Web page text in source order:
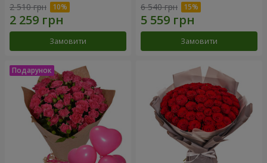
2 510 грн
Замовити
6 540 грн
Замовити